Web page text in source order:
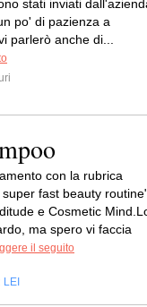
stati inviati
po' di pazienza a
parlerò anche di...
con la rubrica
fast beauty
e Cosmetic
ma spero vi faccia
il seguito
LEI